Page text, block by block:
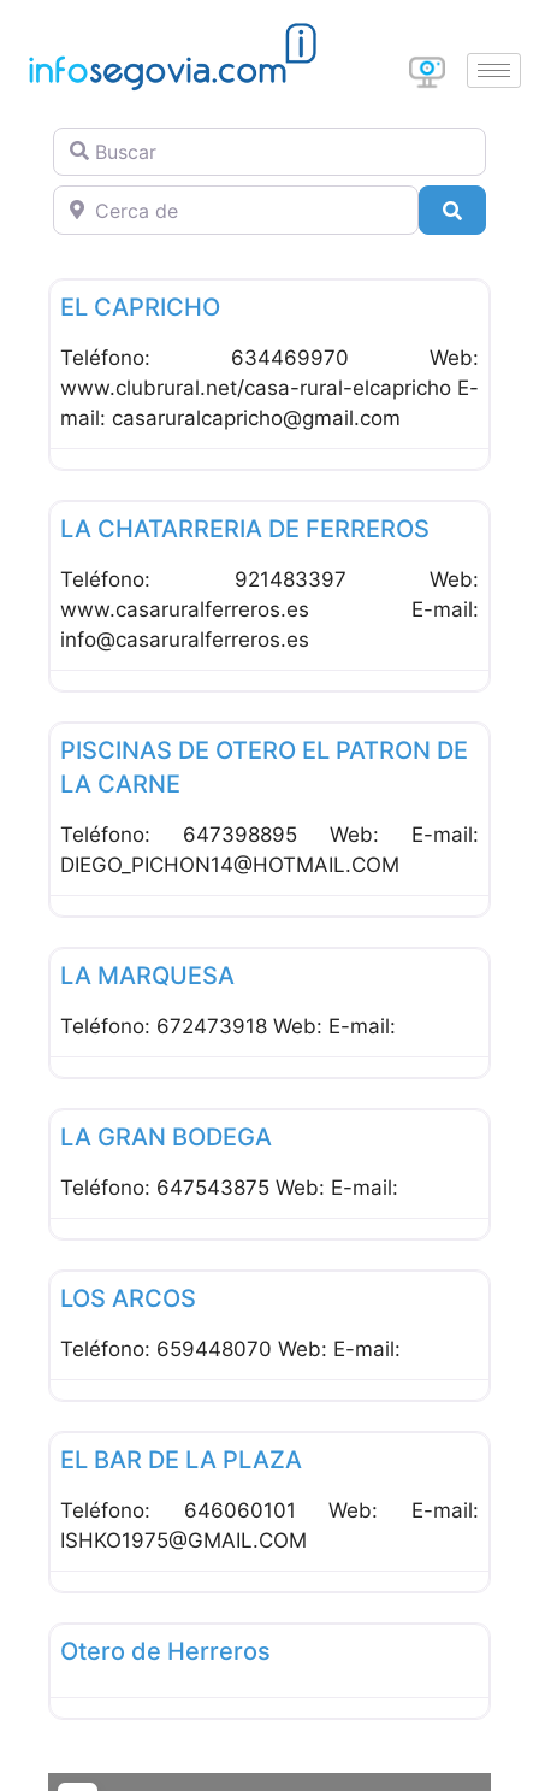
Buscar
Cerca de
EL CAPRICHO
Teléfono: 634469970 Web:
www.clubrural.net/casa-rural-elcapricho E-
mail: casaruralcapricho@gmail.com
LA CHATARRERIA DE FERREROS
Teléfono: 921483397 Web:
www.casaruralferreros.es E-mail:
info@casaruralferreros.es
PISCINAS DE OTERO EL PATRON DE
LA CARNE
Teléfono: 647398895 Web: E-mail:
DIEGO_PICHON14@HOTMAIL.COM
LA MARQUESA
Teléfono: 672473918 Web: E-mail:
LA GRAN BODEGA
Teléfono: 647543875 Web: E-mail:
LOS ARCOS
Teléfono: 659448070 Web: E-mail:
EL BAR DE LA PLAZA
Teléfono: 646060101 Web: E-mail:
ISHKO1975@GMAIL.COM
Otero de Herreros